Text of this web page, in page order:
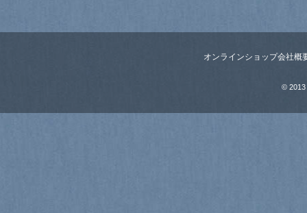
オンラインショップ会社概
© 2013